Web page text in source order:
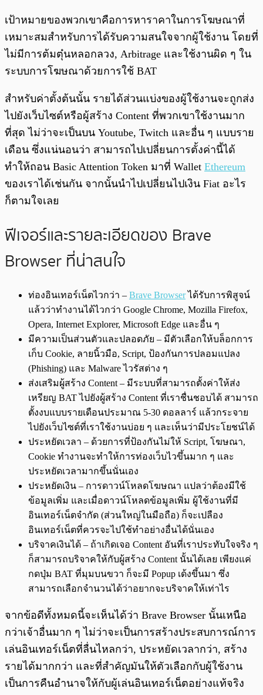
เป้าหมายของพวกเขาคือการหาราคาในการโฆษณาที่
เหมาะสมสำหรับการได้รับความสนใจจากผู้ใช้งาน โดยที่
ไม่มีการต้มตุ๋นหลอกลวง, Arbitrage และใช้งานผิด ๆ ใน
ระบบการโฆษณาด้วยการใช้ BAT
สำหรับค่าตั้งต้นนั้น รายได้ส่วนแบ่งของผู้ใช้งานจะถูกส่ง
ไปยังเว็บไซต์หรือผู้สร้าง Content ที่พวกเขาใช้งานมาก
ที่สุด ไม่ว่าจะเป็นบน Youtube, Twitch และอื่น ๆ แบบราย
เดือน ซึ่งแน่นอนว่า สามารถไปเปลี่ยนการตั้งค่านี้ได้
ทำให้ถอน Basic Attention Token มาที่ Wallet Ethereum
ของเราได้เช่นกัน จากนั้นนำไปเปลี่ยนไปเงิน Fiat อะไร
ก็ตามใจเลย
ฟีเจอร์และรายละเอียดของ Brave
Browser ที่น่าสนใจ
ท่องอินเทอร์เน็ตไวกว่า – Brave Browserได้รับการพิสูจน์
แล้วว่าทำงานได้ไวกว่า Google Chrome, Mozilla Firefox,
Opera, Internet Explorer, Microsoft Edge และอื่น ๆ
มีความเป็นส่วนตัวและปลอดภัย – มีตัวเลือกให้บล็อกการ
เก็บ Cookie, ลายนิ้วมือ, Script, ป้องกันการปลอมแปลง
(Phishing) และ Malware ไวรัสต่าง ๆ
ส่งเสริมผู้สร้าง Content – มีระบบที่สามารถตั้งค่าให้ส่ง
เหรียญ BAT ไปยังผู้สร้าง Content ที่เราชื่นชอบได้ สามารถ
ตั้งงบแบบรายเดือนประมาณ 5-30 ดอลลาร์ แล้วกระจาย
ไปยังเว็บไซต์ที่เราใช้งานบ่อย ๆ และเห็นว่ามีประโยชน์ได้
ประหยัดเวลา – ด้วยการที่ป้องกันไม่ให้ Script, โฆษณา,
Cookie ทำงานจะทำให้การท่องเว็บไวขึ้นมาก ๆ และ
ประหยัดเวลามากขึ้นนั่นเอง
ประหยัดเงิน – การดาวน์โหลดโฆษณา แปลว่าต้องมีใช้
ข้อมูลเพิ่ม และเมื่อดาวน์โหลดข้อมูลเพิ่ม ผู้ใช้งานที่มี
อินเทอร์เน็ตจำกัด (ส่วนใหญ่ในมือถือ) ก็จะเปลือง
อินเทอร์เน็ตที่ควรจะไปใช้ทำอย่างอื่นได้นั่นเอง
บริจาคเงินได้ – ถ้าเกิดเจอ Content อันที่เราประทับใจจริง ๆ
ก็สามารถบริจาคให้กับผู้สร้าง Content นั้นได้เลย เพียงแค่
กดปุ่ม BAT ที่มุมบนขวา ก็จะมี Popup เด้งขึ้นมา ซึ่ง
สามารถเลือกจำนวนได้ว่าอยากจะบริจาคให้เท่าไร
จากข้อดีทั้งหมดนี้จะเห็นได้ว่า Brave Browser นั้นเหนือ
กว่าเจ้าอื่นมาก ๆ ไม่ว่าจะเป็นการสร้างประสบการณ์การ
เล่นอินเทอร์เน็ตที่ลื่นไหลกว่า, ประหยัดเวลากว่า, สร้าง
รายได้มากกว่า และที่สำคัญมันให้ตัวเลือกกับผู้ใช้งาน
เป็นการคืนอำนาจให้กับผู้เล่นอินเทอร์เน็ตอย่างแท้จริง